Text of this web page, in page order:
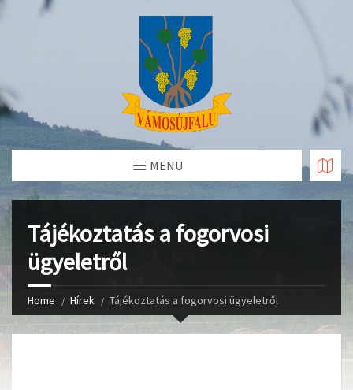
Skip
MENU
Tájékoztatás a fogorvosi
ügyeletről
Home Hírek Tájékoztatás a fogorvosi ügyeletről